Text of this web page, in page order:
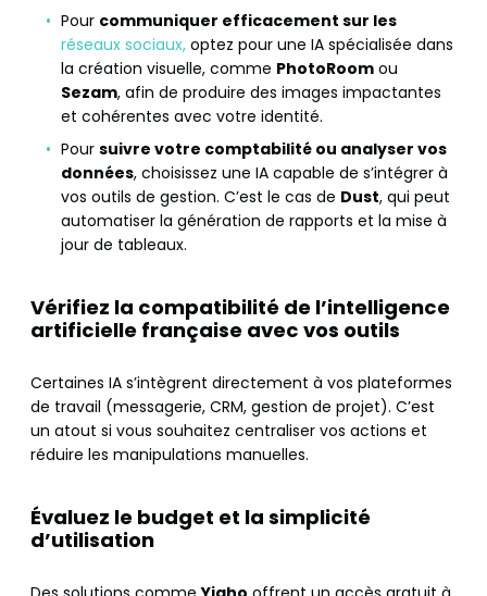
Pour communiquer efficacement sur les
réseaux sociaux, optez pour une IA spécialisée dans
la création visuelle, comme PhotoRoom ou
Sezam, afin de produire des images impactantes
et cohérentes avec votre identité.
Pour suivre votre comptabilité ou analyser vos
données, choisissez une IA capable de s’intégrer à
vos outils de gestion. C’est le cas de Dust, qui peut
automatiser la génération de rapports et la mise à
jour de tableaux.
Vérifiez la compatibilité de l’intelligence
artificielle française avec vos outils
Certaines IA s’intègrent directement à vos plateformes
de travail (messagerie, CRM, gestion de projet). C’est
un atout si vous souhaitez centraliser vos actions et
réduire les manipulations manuelles.
Évaluez le budget et la simplicité
d’utilisation